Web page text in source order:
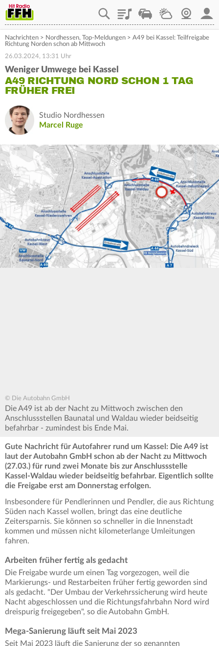
PlaylistStaupilotWetterWebcam
Nachrichten > Nordhessen, Top-Meldungen > A49 bei Kassel: Teilfreigabe
Richtung Norden schon ab Mittwoch
26.03.2024, 13:31 Uhr
Weniger Umwege bei Kassel
A49 RICHTUNG NORD SCHON 1 TAG
FRÜHER FREI
Studio Nordhessen
Marcel Ruge
© Die Autobahn GmbH
Die A49 ist ab der Nacht zu Mittwoch zwischen den
Anschlussstellen Baunatal und Waldau wieder beidseitig
befahrbar - zumindest bis Ende Mai.
Gute Nachricht für Autofahrer rund um Kassel: Die A49 ist
laut der Autobahn GmbH schon ab der Nacht zu Mittwoch
(27.03.) für rund zwei Monate bis zur Anschlussstelle
Kassel-Waldau wieder beidseitig befahrbar. Eigentlich sollte
die Freigabe erst am Donnerstag erfolgen.
Insbesondere für Pendlerinnen und Pendler, die aus Richtung
Süden nach Kassel wollen, bringt das eine deutliche
Zeitersparnis. Sie können so schneller in die Innenstadt
kommen und müssen nicht kilometerlange Umleitungen
fahren.
Arbeiten früher fertig als gedacht
Die Freigabe wurde um einen Tag vorgezogen, weil die
Markierungs- und Restarbeiten früher fertig geworden sind
als gedacht. "Der Umbau der Verkehrssicherung wird heute
Nacht abgeschlossen und die Richtungsfahrbahn Nord wird
dreispurig freigegeben", so die Autobahn GmbH.
Mega-Sanierung läuft seit Mai 2023
Seit Mai 2023 läuft die Sanierung der so genannten